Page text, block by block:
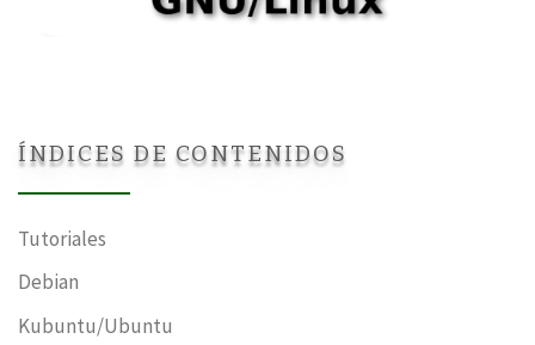
ÍNDICES DE CONTENIDOS
Tutoriales
Debian
Kubuntu/Ubuntu